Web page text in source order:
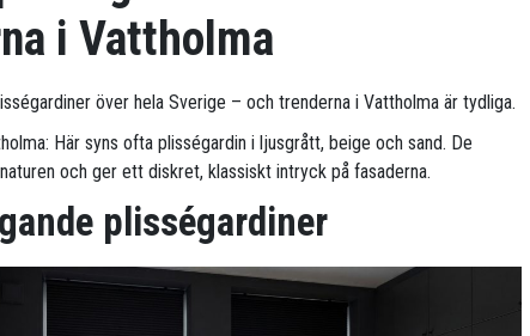
i Vattholma
över hela Sverige – och trenderna i Vattholma är tydliga.
Här syns ofta plisségardin i ljusgrått, beige och sand. De
och ger ett diskret, klassiskt intryck på fasaderna.
plisségardiner